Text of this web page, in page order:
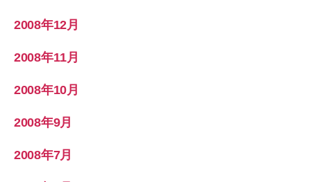
2008年12月
2008年11月
2008年10月
2008年9月
2008年7月